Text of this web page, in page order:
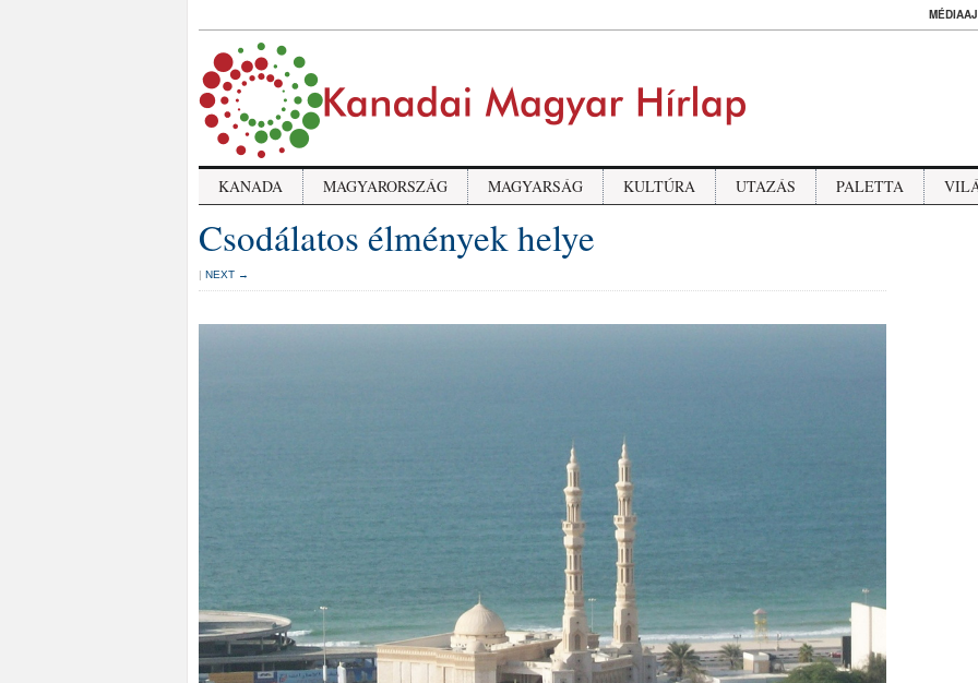
KANADA MAGYARORSZÁG MAGYARSÁG KULTÚRA UTAZÁS PALETTA
Csodálatos élmények helye
| NEXT →